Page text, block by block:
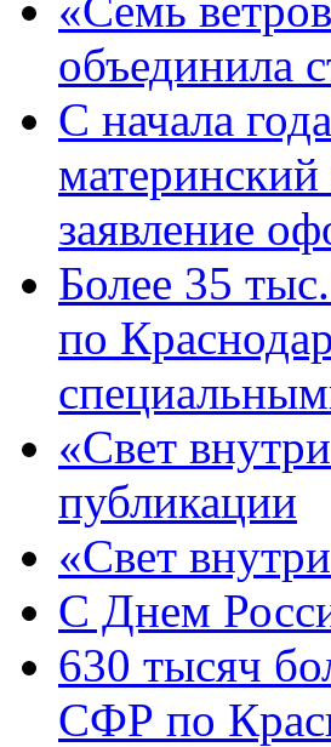
объединила
С начала
заявление
Более 35
по
«Свет
публикации
«Свет
C Днем
630 тысяч
СФР по